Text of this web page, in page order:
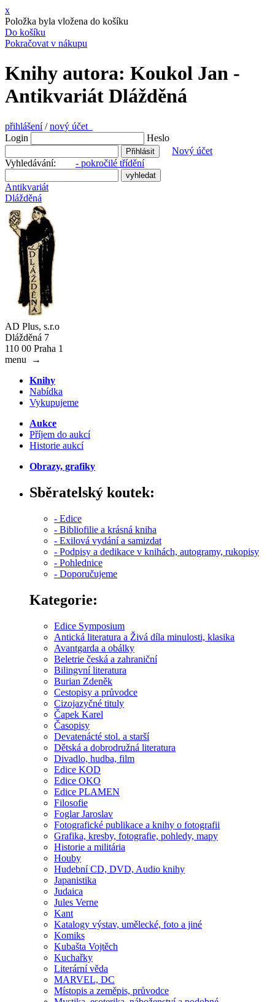
x
Položka byla vložena do košíku
Do košíku
Pokračovat v nákupu
Knihy autora: Koukol Jan -
Antikvariát Dlážděná
přihlášení/nový účet
Login
Heslo
Nový účet
Vyhledávání: - pokročilé třídění
Antikvariát
Dlážděná
AD Plus, s.r.o
Dlážděná 7
110 00 Praha 1
menu
→
Knihy
Nabídka
Vykupujeme
Aukce
Příjem do aukcí
Historie aukcí
Obrazy, grafiky
Sběratelský koutek:
- Edice
- Bibliofilie a krásná kniha
- Exilová vydání a samizdat
- Podpisy a dedikace v knihách, autogramy, rukopisy
- Pohlednice
- Doporučujeme
Kategorie:
Edice Symposium
Antická literatura a Živá díla minulosti, klasika
Avantgarda a obálky
Beletrie česká a zahraniční
Bilingvní literatura
Burian Zdeněk
Cestopisy a průvodce
Cizojazyčné tituly
Čapek Karel
Časopisy
Devatenácté stol. a starší
Dětská a dobrodružná literatura
Divadlo, hudba, film
Edice KOD
Edice OKO
Edice PLAMEN
Filosofie
Foglar Jaroslav
Fotografické publikace a knihy o fotografii
Grafika, kresby, fotografie, pohledy, mapy
Historie a militária
Houby
Hudební CD, DVD, Audio knihy
Japanistika
Judaica
Jules Verne
Kant
Katalogy výstav, umělecké, foto a jiné
Komiks
Kubašta Vojtěch
Kuchařky
Literární věda
MARVEL, DC
Místopis a zeměpis, průvodce